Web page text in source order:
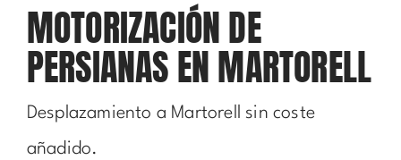
MOTORIZACIÓN DE
PERSIANAS EN MARTORELL
Desplazamiento a Martorell sin coste
añadido.